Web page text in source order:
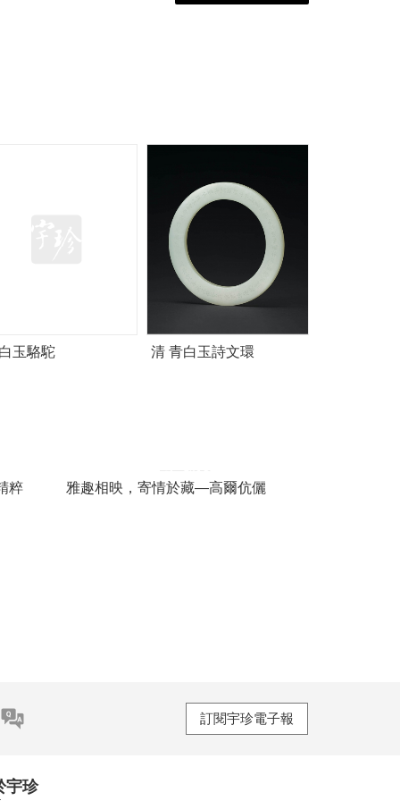
玉駱駝 清 青白玉詩文環
粹 雅趣相映，寄情於藏—高爾伉儷
訂閱宇珍電子報
宇珍